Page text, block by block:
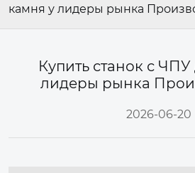
камня у лидеры рынка
Купить станок с
лидеры рынка
2026-06-20